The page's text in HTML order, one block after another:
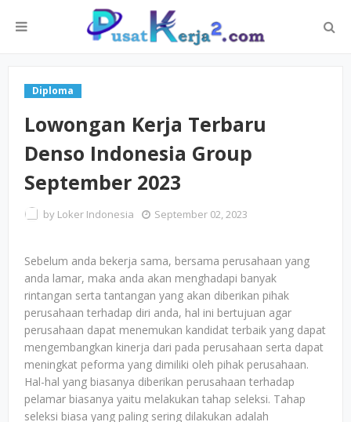
Diploma
Lowongan Kerja Terbaru
Denso Indonesia Group
September 2023
by Loker Indonesia September 02, 2023
Sebelum anda bekerja sama, bersama perusahaan yang
anda lamar, maka anda akan menghadapi banyak
rintangan serta tantangan yang akan diberikan pihak
perusahaan terhadap diri anda, hal ini bertujuan agar
perusahaan dapat menemukan kandidat terbaik yang dapat
mengembangkan kinerja dari pada perusahaan serta dapat
meningkat peforma yang dimiliki oleh pihak perusahaan.
Hal-hal yang biasanya diberikan perusahaan terhadap
pelamar biasanya yaitu melakukan tahap seleksi. Tahap
seleksi biasa yang paling sering dilakukan adalah